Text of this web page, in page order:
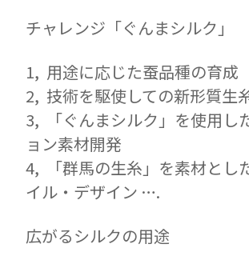
チャレンジ「ぐんまシルク」
用途に応じた蚕品種の育成
技術を駆使しての新形質生
「ぐんまシルク」を使用し
ョン素材開発
「群馬の生糸」を素材とし
イル・デザイン ….
広がるシルクの用途